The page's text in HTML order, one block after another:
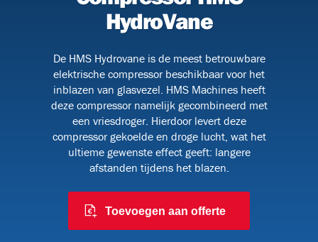
HydroVane
De HMS Hydrovane is de meest betrouwbare
elektrische compressor beschikbaar voor het
inblazen van glasvezel. HMS Machines heeft
deze compressor namelijk gecombineerd met
een vriesdroger. Hierdoor levert deze
compressor gekoelde en droge lucht, wat het
ultieme gewenste effect geeft: langere
afstanden tijdens het blazen.
Toevoegen aan offerte